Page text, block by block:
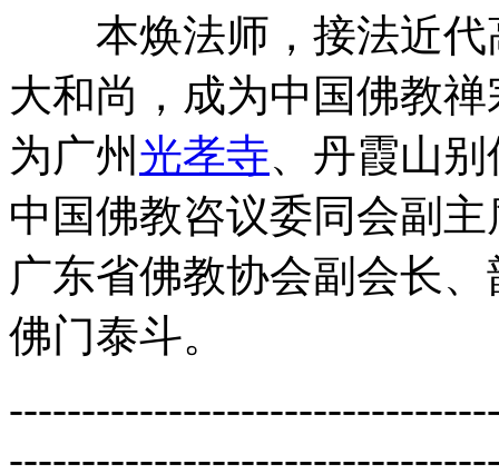
本焕法师，接法近代
大和尚，成为中国佛教
为广州 光孝寺、丹霞山
中国佛教咨议委同会副
广东省佛教协会副会长
佛门泰斗。